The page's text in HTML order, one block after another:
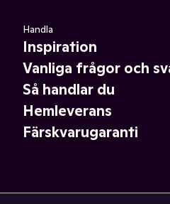
Handla
Inspiration
Vanliga frågor och
Så handlar du
Hemleverans
Färskvarugaranti